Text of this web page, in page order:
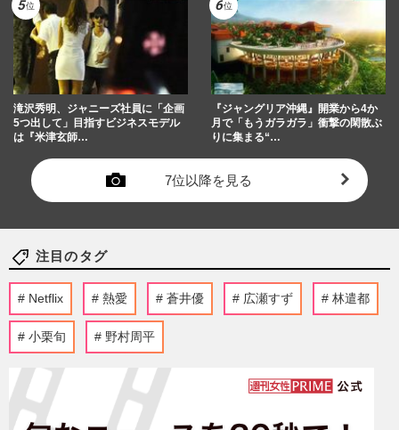
滝沢秀明、ジャニーズ社員に「企画
5つ出して」目指すビジネスモデル
は『米津玄師…
『ジャングリア沖縄』開業から4か
月で「もうガラガラ」衝撃の閑散ぶ
りに集まる“…
7位以降を見る
注目のタグ
Netflix 熱愛 蒼井優 広瀬すず 林遣都
小栗旬 野村周平